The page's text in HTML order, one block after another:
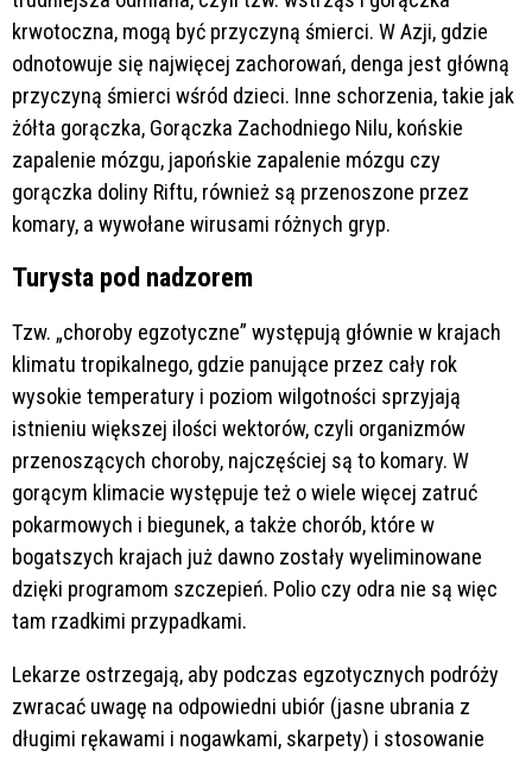
krwotoczna, mogą być przyczyną śmierci. W Azji, gdzie
odnotowuje się najwięcej zachorowań, denga jest główną
przyczyną śmierci wśród dzieci. Inne schorzenia, takie jak
żółta gorączka, Gorączka Zachodniego Nilu, końskie
zapalenie mózgu, japońskie zapalenie mózgu czy
gorączka doliny Riftu, również są przenoszone przez
komary, a wywołane wirusami różnych gryp.
Turysta pod nadzorem
Tzw. „choroby egzotyczne” występują głównie w krajach
klimatu tropikalnego, gdzie panujące przez cały rok
wysokie temperatury i poziom wilgotności sprzyjają
istnieniu większej ilości wektorów, czyli organizmów
przenoszących choroby, najczęściej są to komary. W
gorącym klimacie występuje też o wiele więcej zatruć
pokarmowych i biegunek, a także chorób, które w
bogatszych krajach już dawno zostały wyeliminowane
dzięki programom szczepień. Polio czy odra nie są więc
tam rzadkimi przypadkami.
Lekarze ostrzegają, aby podczas egzotycznych podróży
zwracać uwagę na odpowiedni ubiór (jasne ubrania z
długimi rękawami i nogawkami, skarpety) i stosowanie